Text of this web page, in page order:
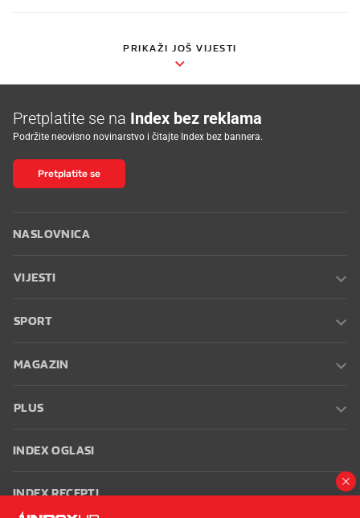
PRIKAŽI JOŠ VIJESTI
Pretplatite se na Index bez reklama
Podržite neovisno novinarstvo i čitajte Index bez bannera.
Pretplatite se
NASLOVNICA
VIJESTI
SPORT
MAGAZIN
PLUS
INDEX OGLASI
INDEX RECEPTI